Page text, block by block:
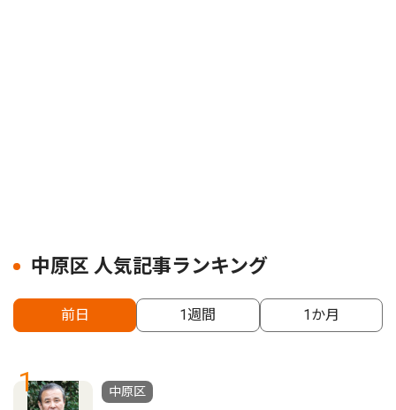
中原区 人気記事ランキング
前日 1週間 1か月
1
中原区